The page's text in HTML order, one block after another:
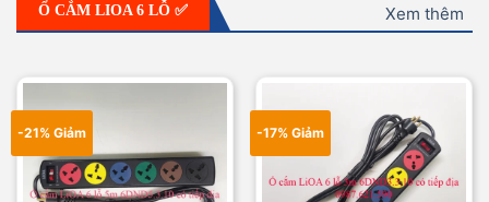
Ổ CẮM LIOA 6 LỖ ✅ Xem thêm
-21% Giảm -17% Giảm